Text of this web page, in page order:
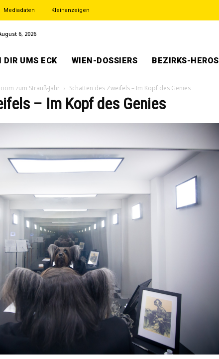
Mediadaten Kleinanzeigen
6, 2026
DIR UMS ECK WIEN-DOSSIERS BEZIRKS-HEROS
zum Strauß-Jahr Schatten des Zweifels – Im Kopf des Genies
– Im Kopf des Genies